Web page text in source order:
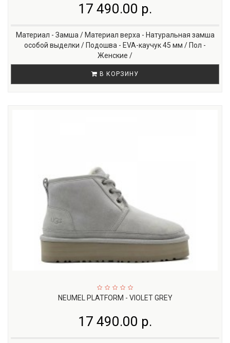
17 490.00 р.
Материал - Замша / Материал верха - Натуральная замша
особой выделки / Подошва - EVA-каучук 45 мм / Пол -
Женские /
В КОРЗИНУ
NEUMEL PLATFORM - VIOLET GREY
17 490.00 р.